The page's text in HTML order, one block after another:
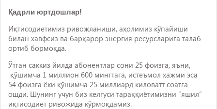
Қадрли юртдошлар!
Иқтисодиётимиз ривожланиши, аҳолимиз кўпайиши
билан хавфсиз ва барқарор энергия ресурсларига талаб
ортиб бормоқда.
Ўтган саккиз йилда абонентлар сони 25 фоизга, яъни,
қўшимча 1 миллион 600 мингтага, истеъмол ҳажми эса
54 фоизга ёки қўшимча 25 миллиард киловатт соатга
ошди. Шунинг учун биз келгуси тараққиётимизни “яшил”
иқтисодиёт ривожида кўрмоқдамиз.